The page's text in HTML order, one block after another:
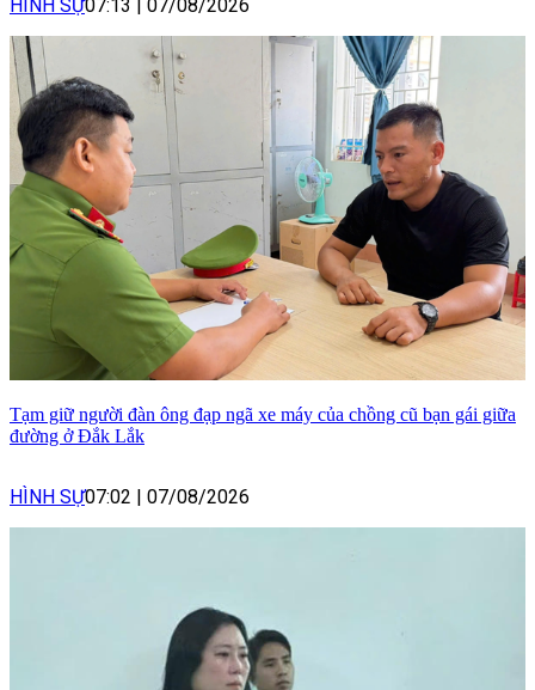
HÌNH SỰ07:13 | 07/08/2026
Tạm giữ người đàn ông đạp ngã xe máy của chồng cũ bạn gái giữa
đường ở Đắk Lắk
HÌNH SỰ07:02 | 07/08/2026